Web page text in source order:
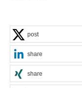
post
share
share